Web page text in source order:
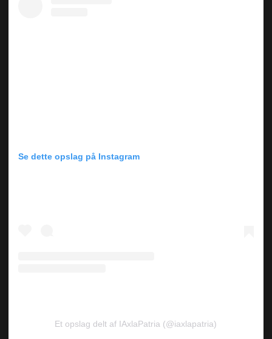
Se dette opslag på Instagram
Et opslag delt af IAxlaPatria (@iaxlapatria)